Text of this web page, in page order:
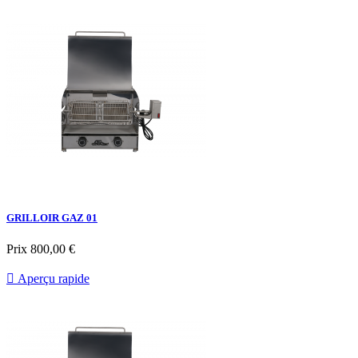
GRILLOIR GAZ 01
Prix 800,00 €
 Aperçu rapide